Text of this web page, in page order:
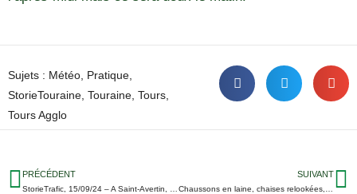
Sujets : Météo Pratique
StorieTouraine Touraine Tours
Tours Agglo
PRÉCÉDENT SUIVANT